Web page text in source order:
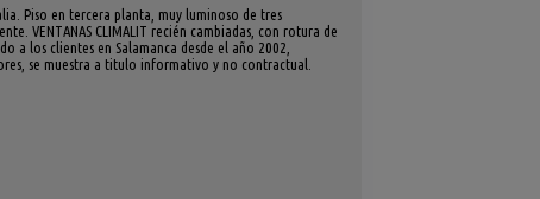
Piso en tercera planta, muy luminoso de tres
VENTANAS CLIMALIT recién cambiadas, con rotura de
a los clientes en Salamanca desde el año 2002,
se muestra a titulo informativo y no contractual.